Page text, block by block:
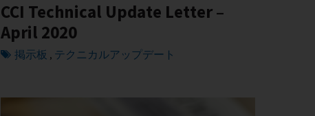
CCI Technical Update Letter –
April 2020
掲示板 , テクニカルアップデート